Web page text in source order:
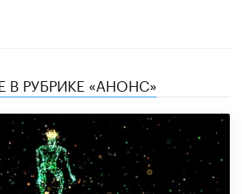
В РУБРИКЕ «АНОНС»